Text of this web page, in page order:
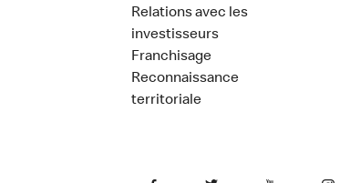
Relations avec les
investisseurs
Franchisage
Reconnaissance
territoriale